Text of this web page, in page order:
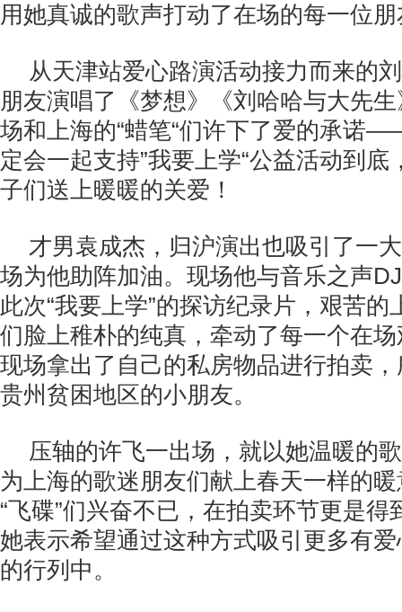
用她真诚的歌声打动了在场的每一位
从天津站爱心路演活动接力而来的
朋友演唱了《梦想》《刘哈哈与大先
场和上海的“蜡笔“们许下了爱的承诺
定会一起支持”我要上学“公益活动到
子们送上暖暖的关爱！
才男袁成杰，归沪演出也吸引了一
场为他助阵加油。现场他与音乐之声
此次“我要上学”的探访纪录片，艰苦
们脸上稚朴的纯真，牵动了每一个在
现场拿出了自己的私房物品进行拍卖
贵州贫困地区的小朋友。
压轴的许飞一出场，就以她温暖的
为上海的歌迷朋友们献上春天一样的
“飞碟”们兴奋不已，在拍卖环节更是得
她表示希望通过这种方式吸引更多有
的行列中。